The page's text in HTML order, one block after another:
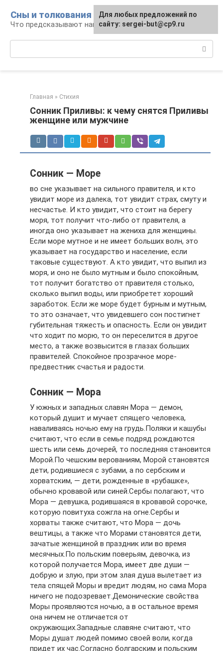
контенту
Сны и толкования
Что предсказывают нам наши сны
Главная » Стихия
Сонник Приливы: к чему снятся Приливы
женщине или мужчине
Сонник — Море
во сне указывает на сильного правителя, и кто
увидит море из далека, тот увидит страх, смуту и
несчастье. И кто увидит, что стоит на берегу
моря, тот получит что-либо от правителя, а
иногда оно указывает на жениха для женщины.
Если море мутное и не имеет больших волн, это
указывает на государство и население, если
таковые существуют. А кто увидит, что выпил из
моря, и оно не было мутным и было спокойным,
тот получит богатство от правителя столько,
сколько выпил воды, или приобретет хороший
заработок. Если же море будет бурным и мутным,
то это означает, что увидевшего сон постигнет
губительная тяжесть и опасность. Если он увидит
что ходит по морю, то он переселится в другое
место, а также возвысится в глазах больших
правителей. Спокойное прозрачное море-
предвестник счастья и радости.
Сонник — Мора
У южных и западных славян Мора — демон,
который душит и мучает спящего человека,
наваливаясь ночью ему на грудь.Поляки и кашубы
считают, что если в семье подряд рождаются
шесть или семь дочерей, то последняя становится
Морой.По чешским верованиям, Морой становятся
дети, родившиеся с зубами, а по сербским и
хорватским, — дети, рожденные в «рубашке»,
обычно кровавой или синей.Сербы полагают, что
Мора — девушка, родившаяся в кровавой сорочке,
которую повитуха сожгла на огне.Сербы и
хорваты также считают, что Мора — дочь
вештицы, а также что Морами становятся дети,
зачатые женщиной в праздник или во время
месячных.По польским поверьям, девочка, из
которой получается Мора, имеет две души —
добрую и злую, при этом злая душа вылетает из
тела спящей Моры и вредит людям, но сама Мора
ничего не подозревает.Демонические свойства
Моры проявляются ночью, а в остальное время
она ничем не отличается от
окружающих.Западные славяне считают, что
Моры душат людей помимо своей воли, когда
придет их час.Согласно болгарским и польским
Для любых предложений по
сайту: sergei-but@cp9.ru